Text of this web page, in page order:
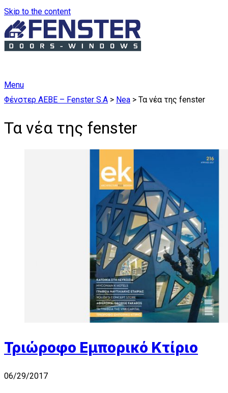
Skip to the content
Menu
Φένστερ ΑΕΒΕ – Fenster S.A > Nea > Τα νέα της fenster
Τα νέα της fenster
Τριώροφο Εμπορικό Κτίριο
06/29/2017